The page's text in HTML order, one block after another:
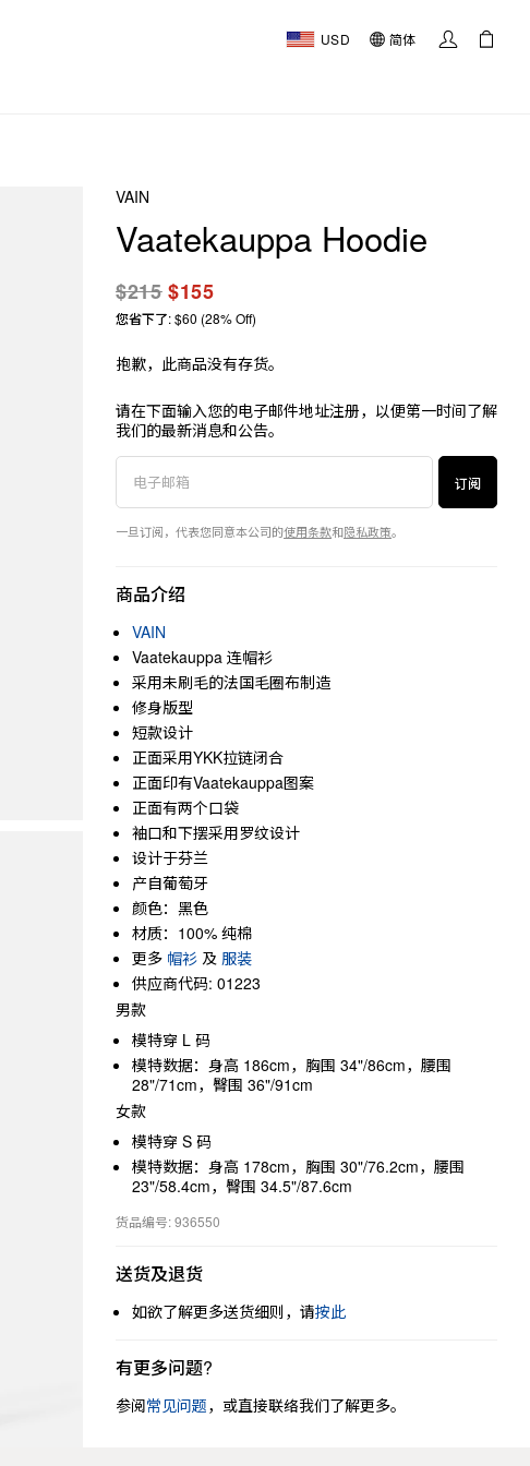
USD 简体
VAIN
Vaatekauppa Hoodie
$215$155
您省下了: $60 (28% Off)
抱歉，此商品没有存货。
请在下面输入您的电子邮件地址注册，以便第一时间了解
我们的最新消息和公告。
订阅
一旦订阅，代表您同意本公司的使用条款和隐私政策。
商品介绍
VAIN
Vaatekauppa 连帽衫
采用未刷毛的法国毛圈布制造
修身版型
短款设计
正面采用YKK拉链闭合
正面印有Vaatekauppa图案
正面有两个口袋
袖口和下摆采用罗纹设计
设计于芬兰
产自葡萄牙
颜色：黑色
材质：100% 纯棉
更多 帽衫 及 服装
供应商代码: 01223
男款
模特穿 L 码
模特数据：身高 186cm，胸围 34"/86cm，腰围
28"/71cm，臀围 36"/91cm
女款
模特穿 S 码
模特数据：身高 178cm，胸围 30"/76.2cm，腰围
23"/58.4cm，臀围 34.5"/87.6cm
货品编号: 936550
送货及退货
如欲了解更多送货细则，请按此
有更多问题?
参阅常见问题，或直接联络我们了解更多。